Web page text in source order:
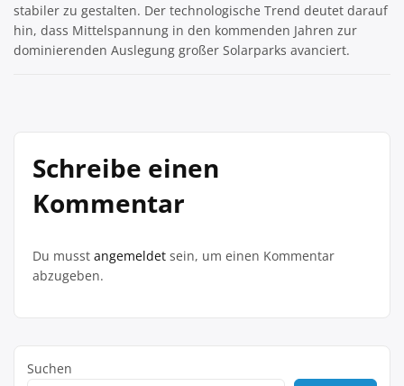
stabiler zu gestalten. Der technologische Trend deutet darauf
hin, dass Mittelspannung in den kommenden Jahren zur
dominierenden Auslegung großer Solarparks avanciert.
Schreibe einen
Kommentar
Du musst angemeldet sein, um einen Kommentar
abzugeben.
Suchen